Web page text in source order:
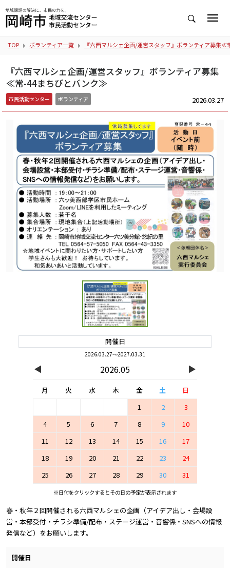
TOP ボランティア一覧 『六西マルシェ企画/運営スタッフ』ボランティア募集
『六西マルシェ企画/運営スタッフ』ボランティア募集
≪常-44まちびとバンク≫
市民活動センター ボランティア 2026.03.27
開催日
2026.03.27～2027.03.31
◀ 2026.05 ▶
月 火 水 木 金 土
日
1
2
3
4
5 6 7 8 9
10
11
12 13 14 15 16
17
18
19 20 21 22 23
24
25
26 27 28 29 30 31
※日付をクリックするとその日の予定が表示されます
春・秋年２回開催される六西マルシェの企画（アイデア出し・会場設
営・本部受付・チラシ準備/配布・ステージ運営・音響係・SNSへの情報
発信など）をお願いします。
開催日